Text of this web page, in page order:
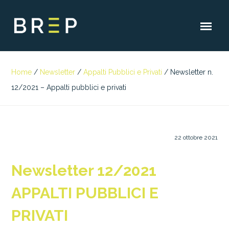
Home / Newsletter / Appalti Pubblici e Privati / Newsletter n.
12/2021 – Appalti pubblici e privati
22 ottobre 2021
Newsletter 12/2021
APPALTI PUBBLICI E
PRIVATI